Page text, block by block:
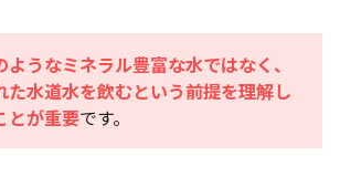
グコスト比較（世帯人数別の目安）
き場所・ボトルゴミの量を比較
ようなミネラル豊富な水ではなく、
た水道水を飲むという前提を理解し
とが重要です。